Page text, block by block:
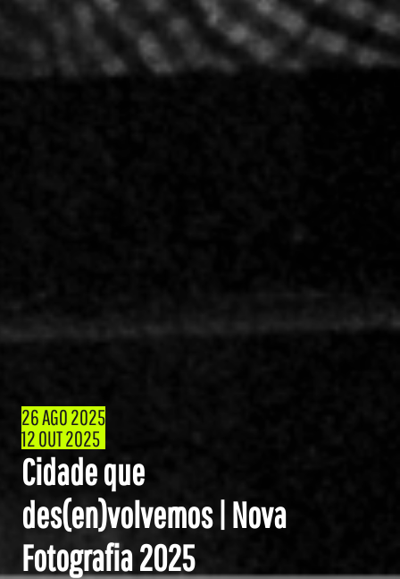
26 AGO 2025
12 OUT 2025
Cidade que
des(en)volvemos| Nova
Fotografia 2025